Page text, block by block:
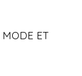
MODE ET